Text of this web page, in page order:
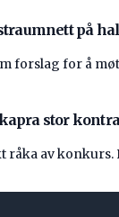
på
forslag for å
stor
råka av konkurs.